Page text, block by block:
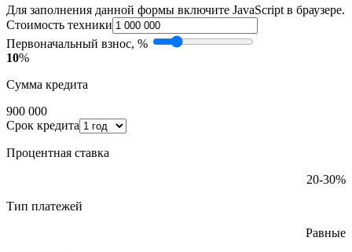
Для заполнения данной формы включите JavaScript в браузере.
Стоимость техники
Первоначальный взнос, %
10%
Сумма кредита
900 000
Срок кредита
Процентная ставка
20-30%
Тип платежей
Равные